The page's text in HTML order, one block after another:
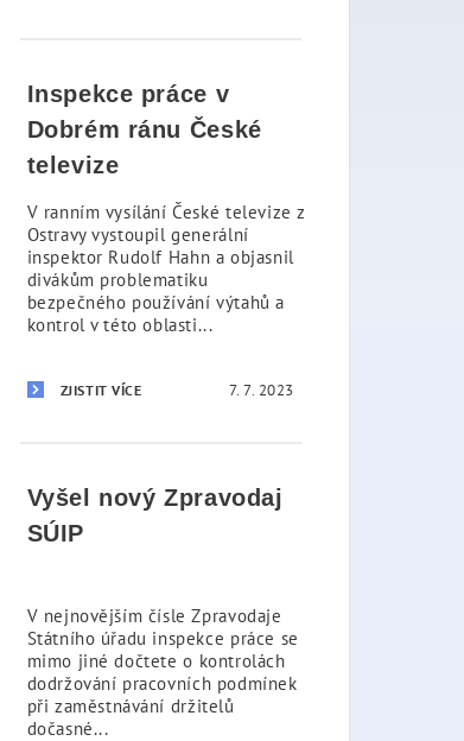
Inspekce práce v
Dobrém ránu České
televize
V ranním vysílání České televize z
Ostravy vystoupil generální
inspektor Rudolf Hahn a objasnil
divákům problematiku
bezpečného používání výtahů a
kontrol v této oblasti...
ZJISTIT VÍCE 7. 7. 2023
Vyšel nový Zpravodaj
SÚIP
V nejnovějším čísle Zpravodaje
Státního úřadu inspekce práce se
mimo jiné dočtete o kontrolách
dodržování pracovních podmínek
při zaměstnávání držitelů
dočasné...